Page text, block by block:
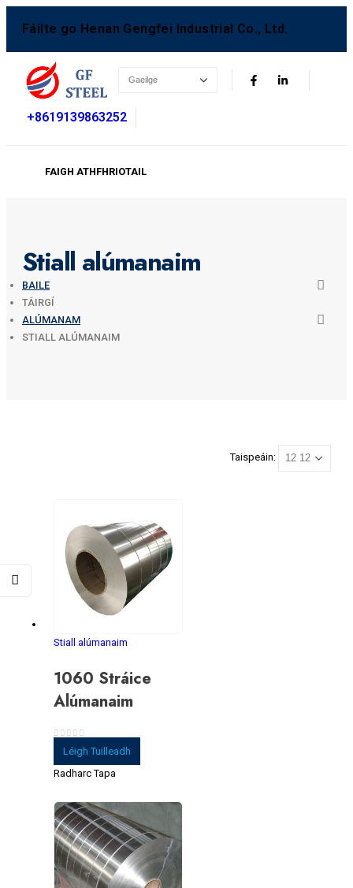
Fáilte go Henan Gengfei Industrial Co., Ltd.
+8619139863252
FAIGH ATHFHRIOTAIL
Stiall alúmanaim
BAILE
TÁIRGÍ
ALÚMANAM
STIALL ALÚMANAIM
Taispeáin:
Stiall alúmanaim
1060 Stráice
Alúmanaim
As 5
Léigh Tuilleadh
Radharc Tapa